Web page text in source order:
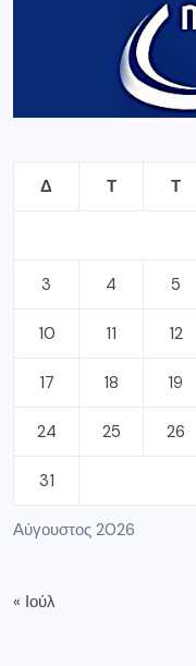
Αύγουστος 2026
Δ Τ Τ
3 4 5
10 11 12
17 18 19
24 25 26
31
« Ιούλ